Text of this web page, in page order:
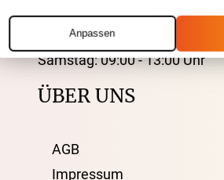
Anpassen
Montag - Freitag: 08:00 -
Samstag: 09:00 - 13:00 Uhr
ÜBER UNS
AGB
Impressum